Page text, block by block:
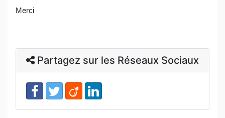
Merci
Partagez sur les Réseaux Sociaux